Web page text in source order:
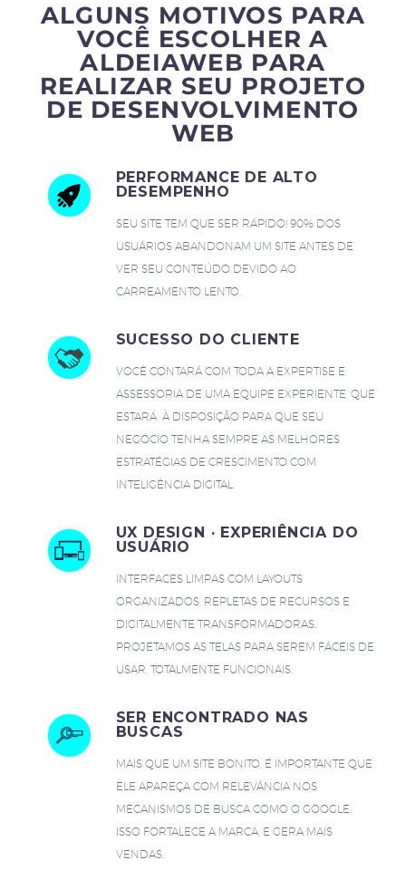
ALGUNS MOTIVOS PARA
VOCÊ ESCOLHER A
ALDEIAWEB PARA
REALIZAR SEU PROJETO
DE DESENVOLVIMENTO
WEB
PERFORMANCE DE ALTO
DESEMPENHO
SEU SITE TEM QUE SER RÁPIDO! 90% DOS
USUÁRIOS ABANDONAM UM SITE ANTES DE
VER SEU CONTEÚDO DEVIDO AO
CARREAMENTO LENTO.
SUCESSO DO CLIENTE
VOCÊ CONTARÁ COM TODA A EXPERTISE E
ASSESSORIA DE UMA EQUIPE EXPERIENTE, QUE
ESTARÁ À DISPOSIÇÃO PARA QUE SEU
NEGÓCIO TENHA SEMPRE AS MELHORES
ESTRATÉGIAS DE CRESCIMENTO COM
INTELIGÊNCIA DIGITAL.
UX DESIGN · EXPERIÊNCIA DO
USUÁRIO
INTERFACES LIMPAS COM LAYOUTS
ORGANIZADOS, REPLETAS DE RECURSOS E
DIGITALMENTE TRANSFORMADORAS.
PROJETAMOS AS TELAS PARA SEREM FÁCEIS DE
USAR, TOTALMENTE FUNCIONAIS.
SER ENCONTRADO NAS
BUSCAS
MAIS QUE UM SITE BONITO, É IMPORTANTE QUE
ELE APAREÇA COM RELEVÂNCIA NOS
MECANISMOS DE BUSCA COMO O GOOGLE.
ISSO FORTALECE A MARCA, E GERA MAIS
VENDAS.